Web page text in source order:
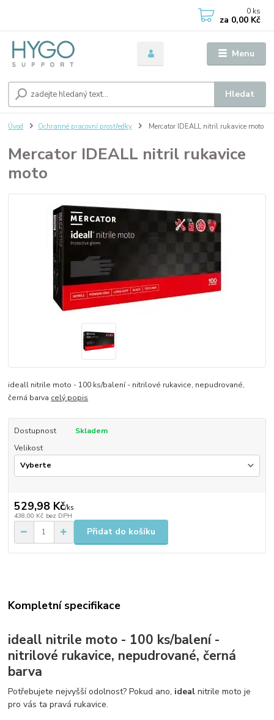
Menu
Hledat
0 ks
za 0,00 Kč
Úvod Ochranné pracovní prostředky Mercator IDEALL nitril rukavice moto
Mercator IDEALL nitril rukavice
moto
ideall nitrile moto - 100 ks/balení - nitrilové rukavice, nepudrované,
černá barva celý popis
Dostupnost
Skladem
Velikost
529,98 Kč/ks
438,00 Kč bez DPH
Přidat do košíku
Kompletní specifikace
ideall nitrile moto - 100 ks/balení -
nitrilové rukavice, nepudrované, černá
barva
Potřebujete nejvyšší odolnost? Pokud ano, ideal nitrile moto je
pro vás ta pravá rukavice.